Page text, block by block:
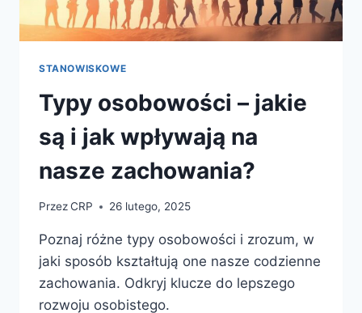
STANOWISKOWE
Typy osobowości – jakie
są i jak wpływają na
nasze zachowania?
PrzezCRP 26 lutego, 2025
Poznaj różne typy osobowości i zrozum, w
jaki sposób kształtują one nasze codzienne
zachowania. Odkryj klucze do lepszego
rozwoju osobistego.